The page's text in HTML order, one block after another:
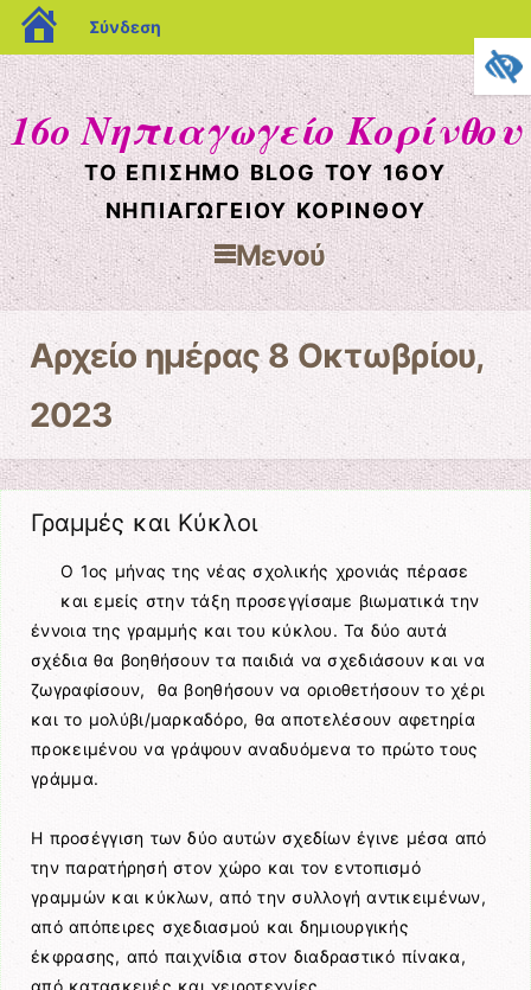
blogs.sch.gr
Σύνδεση
16ο Νηπιαγωγείο Κορίνθου
ΤΟ ΕΠΊΣΗΜΟ BLOG ΤΟΥ 16ΟΥ
ΝΗΠΙΑΓΩΓΕΊΟΥ ΚΟΡΊΝΘΟΥ
Μενού
Μετάβαση στο περιεχόμενο
Αρχείο ημέρας8 Οκτωβρίου,
2023
Γραμμές και Κύκλοι
Ο 1ος μήνας της νέας σχολικής χρονιάς πέρασε
και εμείς στην τάξη προσεγγίσαμε βιωματικά την
έννοια της γραμμής και του κύκλου. Τα δύο αυτά
σχέδια θα βοηθήσουν τα παιδιά να σχεδιάσουν και να
ζωγραφίσουν, θα βοηθήσουν να οριοθετήσουν το χέρι
και το μολύβι/μαρκαδόρο, θα αποτελέσουν αφετηρία
προκειμένου να γράψουν αναδυόμενα το πρώτο τους
γράμμα.
Η προσέγγιση των δύο αυτών σχεδίων έγινε μέσα από
την παρατήρησή στον χώρο και τον εντοπισμό
γραμμών και κύκλων, από την συλλογή αντικειμένων,
από απόπειρες σχεδιασμού και δημιουργικής
έκφρασης, από παιχνίδια στον διαδραστικό πίνακα,
από κατασκευές και χειροτεχνίες.